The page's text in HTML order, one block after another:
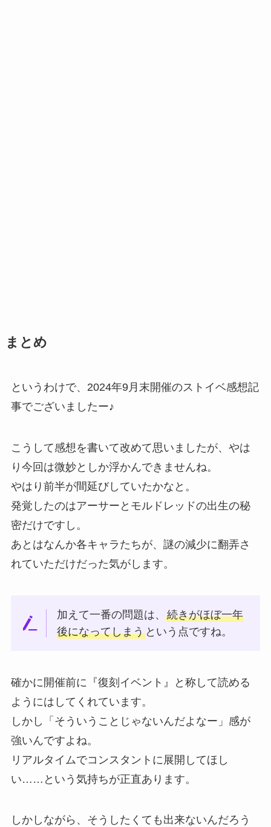
まとめ
というわけで、2024年9月末開催のストイベ感想記
事でございましたー♪
こうして感想を書いて改めて思いましたが、やは
り今回は微妙としか浮かんできませんね。
やはり前半が間延びしていたかなと。
発覚したのはアーサーとモルドレッドの出生の秘
密だけですし。
あとはなんか各キャラたちが、謎の減少に翻弄さ
れていただけだった気がします。
加えて一番の問題は、続きがほぼ一年
後になってしまう という点ですね。
確かに開催前に『復刻イベント』と称して読める
ようにはしてくれています。
しかし「そういうことじゃないんだよなー」感が
強いんですよね。
リアルタイムでコンスタントに展開してほし
い……という気持ちが正直あります。
しかしながら、そうしたくても出来ないんだろう